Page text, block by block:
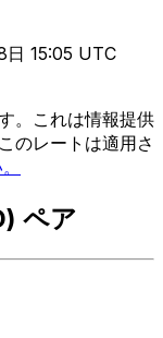
15:05 UTC
。これは情報提供
のレートは適用さ
ペア